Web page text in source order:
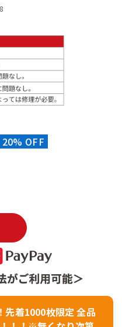
ヴィンテージ
20% OFF
先着1000枚限定 全品